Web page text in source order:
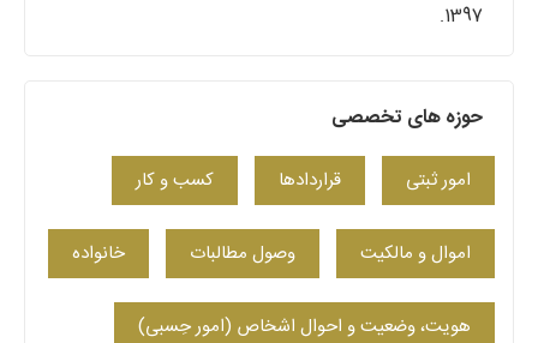
1397.
حوزه های تخصصی
امور ثبتی قراردادها کسب‌ و کار
اموال و مالکیت وصول مطالبات خانواده
هویت، وضعیت و احوال اشخاص (امور حِسبی)